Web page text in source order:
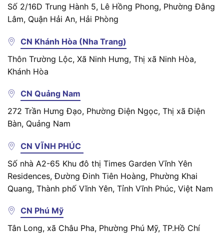
Số 2/16D Trung Hành 5, Lê Hồng Phong, Phường Đằng
Lâm, Quận Hải An, Hải Phòng
CN Khánh Hòa (Nha Trang)
Thôn Trường Lộc, Xã Ninh Hưng, Thị xã Ninh Hòa,
Khánh Hòa
CN Quảng Nam
272 Trần Hưng Đạo, Phường Điện Ngọc, Thị xã Điện
Bàn, Quảng Nam
CN VĨNH PHÚC
Số nhà A2-65 Khu đô thị Times Garden Vĩnh Yên
Residences, Đường Đinh Tiên Hoàng, Phường Khai
Quang, Thành phố Vĩnh Yên, Tỉnh Vĩnh Phúc, Việt Nam
CN Phú Mỹ
Tân Long, xã Châu Pha, Phường Phú Mỹ, TP.Hồ Chí